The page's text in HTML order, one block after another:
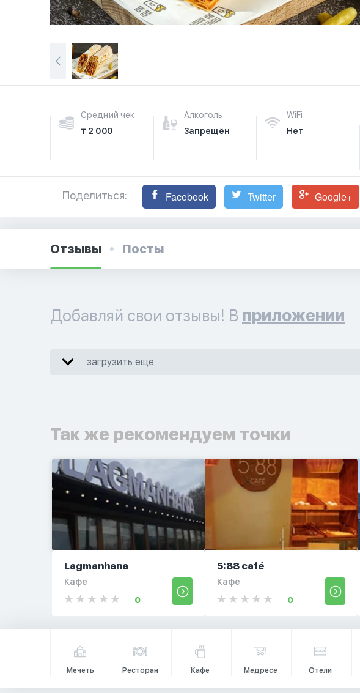
Средний чек
₸ 2 000
Алкоголь
Запрещён
WiFi
Нет
Поделиться: Facebook Twitter Google+
Отзывы Посты
Добавляй свои отзывы! В приложении
загрузить еще
Так же рекомендуем точки
Lagmanhana
Кафе
0
5:88 café
Кафе
0
Мечеть Ресторан Кафе Медресе Отели